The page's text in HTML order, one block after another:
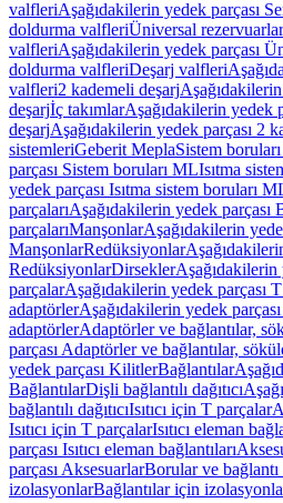
valfleriAşağıdakilerin yedek parçası
doldurma valfleriÜniversal
valfleriAşağıdakilerin yedek parçası
doldurma valfleriDeşarj valfleri
valfleri2 kademeli deşarj
deşarjİç takımlarAşağıdakilerin yedek
deşarjAşağıdakilerin yedek parçası 2
sistemleriGeberit MeplaSistem
parçası Sistem boruları MLIsıtma
yedek parçası Isıtma sistem boruları
parçalarıAşağıdakilerin yedek parçası
parçalarıManşonlarAşağıdakilerin
ManşonlarRedüksiyonlar
RedüksiyonlarDirseklerAşağıdakilerin
parçalarAşağıdakilerin yedek parçası
adaptörlerAşağıdakilerin yedek
adaptörlerAdaptörler ve bağlantılar,
parçası Adaptörler ve bağlantılar,
yedek parçası KilitlerBağlantılar
BağlantılarDişli bağlantılı dağıtıcı
bağlantılı dağıtıcıIsıtıcı için T parçalar
Isıtıcı için T parçalarIsıtıcı eleman
parçası Isıtıcı eleman bağlantıları
parçası AksesuarlarBorular ve bağlantı
izolasyonlarBağlantılar için